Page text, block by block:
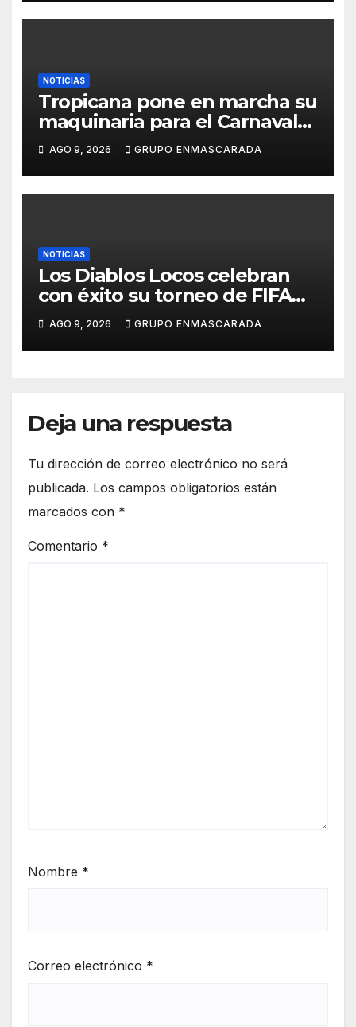
NOTICIAS
Tropicana pone en marcha su
maquinaria para el Carnaval
2027 con los primeros
ensayos de Lucas Darias
AGO 9, 2026 GRUPO ENMASCARADA
NOTICIAS
Los Diablos Locos celebran
con éxito su torneo de FIFA
durante el verano
AGO 9, 2026 GRUPO ENMASCARADA
Deja una respuesta
Tu dirección de correo electrónico no será
publicada. Los campos obligatorios están
marcados con *
Comentario *
Nombre *
Correo electrónico *